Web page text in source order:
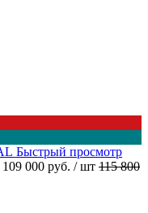
Быстрый просмотр
109 000 руб. / шт 115 800